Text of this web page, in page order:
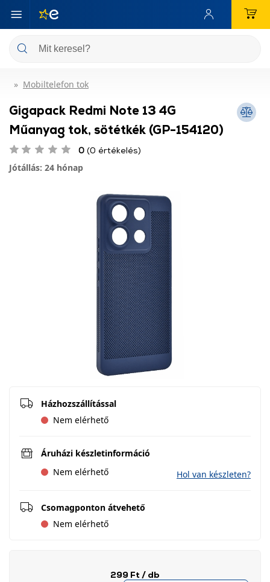
Mobiltelefon tok
Gigapack Redmi Note 13 4G
Műanyag tok, sötétkék (GP-154120)
0 (0 értékelés)
Jótállás: 24 hónap
Házhozszállítással
Nem elérhető
Áruházi készletinformáció
Nem elérhető
Hol van készleten?
Csomagponton átvehető
Nem elérhető
299 Ft / db